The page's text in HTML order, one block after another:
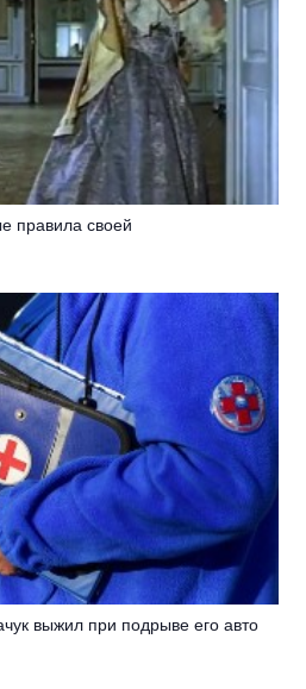
правила своей
выжил при подрыве его авто